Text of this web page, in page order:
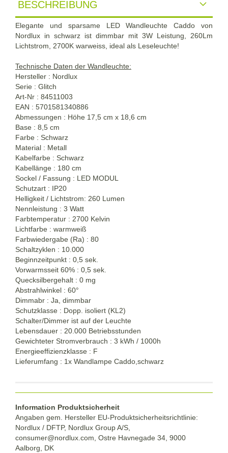
BESCHREIBUNG
Elegante und sparsame LED Wandleuchte Caddo von
Nordlux in schwarz ist dimmbar mit 3W Leistung, 260Lm
Lichtstrom, 2700K warweiss, ideal als Leseleuchte!
Technische Daten der Wandleuchte:
Hersteller : Nordlux
Serie : Glitch
Art-Nr : 84511003
EAN : 5701581340886
Abmessungen : Höhe 17,5 cm x 18,6 cm
Base : 8,5 cm
Farbe : Schwarz
Material : Metall
Kabelfarbe : Schwarz
Kabellänge : 180 cm
Sockel / Fassung : LED MODUL
Schutzart : IP20
Helligkeit / Lichtstrom: 260 Lumen
Nennleistung : 3 Watt
Farbtemperatur : 2700 Kelvin
Lichtfarbe : warmweiß
Farbwiedergabe (Ra) : 80
Schaltzyklen : 10.000
Beginnzeitpunkt : 0,5 sek.
Vorwarmsseit 60% : 0,5 sek.
Quecksilbergehalt : 0 mg
Abstrahlwinkel : 60°
Dimmabr : Ja, dimmbar
Schutzklasse : Dopp. isoliert (KL2)
Schalter/Dimmer ist auf der Leuchte
Lebensdauer : 20.000 Betriebsstunden
Gewichteter Stromverbrauch : 3 kWh / 1000h
Energieeffizienzklasse : F
Lieferumfang : 1x Wandlampe Caddo,schwarz
Information Produktsicherheit
Angaben gem. Hersteller EU-Produktsicherheitsrichtlinie:
Nordlux / DFTP, Nordlux Group A/S,
consumer@nordlux.com, Ostre Havnegade 34, 9000
Aalborg, DK